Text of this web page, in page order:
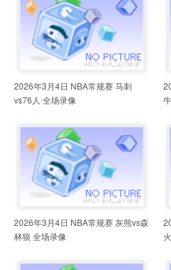
2026年3月4日 NBA常规赛 马刺
vs76人 全场录像
2026年3月4日 NBA常规赛 灰熊vs森
林狼 全场录像